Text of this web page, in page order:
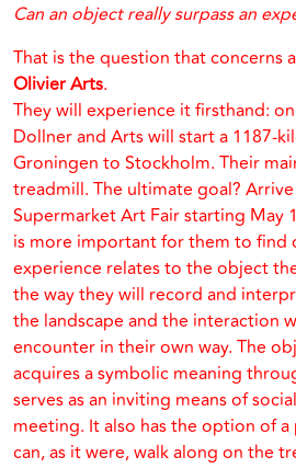
Can an object really surpass an
That is the question that concerns
Olivier Arts.
They will experience it firsthand:
Dollner and Arts will start a 1187-
Groningen to Stockholm. Their
treadmill. The ultimate goal?
Supermarket Art Fair starting May
is more important for them to find
experience relates to the object
the way they will record and
the landscape and the interaction
encounter in their own way. The
acquires a symbolic meaning
serves as an inviting means of
meeting. It also has the option of a
can, as it were, walk along on the